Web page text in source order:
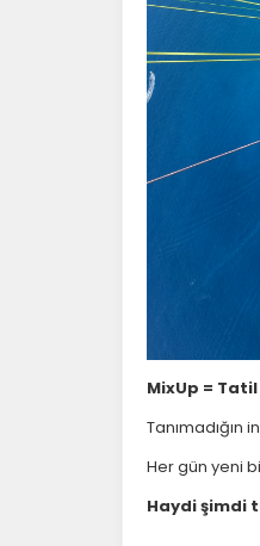
MixUp =
Her gün yeni
Haydi şimdi